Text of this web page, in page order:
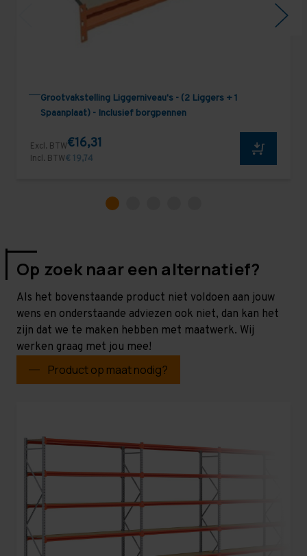
Grootvakstelling Liggerniveau's - (2 Liggers + 1
Spaanplaat) - Inclusief borgpennen
Excl. BTW€16,31
Incl. BTW€ 19,74
Op zoek naar een alternatief?
Als het bovenstaande product niet voldoen aan jouw
wens en onderstaande adviezen ook niet, dan kan het
zijn dat we te maken hebben met maatwerk. Wij
werken graag met jou mee!
Product op maat nodig?